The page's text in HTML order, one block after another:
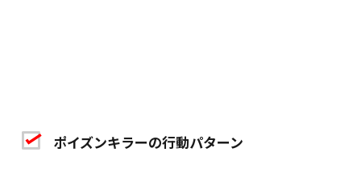
ポイズンキラーの行動パターン